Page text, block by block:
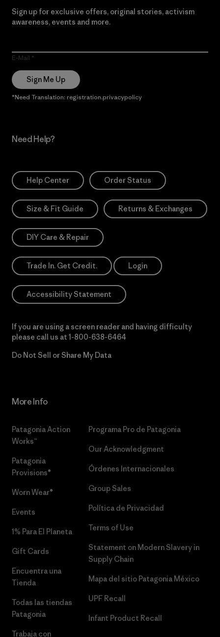
Sign up for exclusive offers, original stories, activism
awareness, events and more.
E-Mail
Sign Me Up
*Need Translation: registration.privacypolicy
Need Help?
Help Center Order Status
Size & Fit Guide Returns & Exchanges
DIY Care & Repair
Trade In. Get Credit. Login
Accessibility Statement
If you are using a screen reader and having difficulty
please call us at 1-800-638-6464
Do Not Sell or Share My Data
More Info
Patagonia Action
Works™
Patagonia
Provisions®
Worn Wear®
Events
1% Para El Planeta
Gift Cards
Encuentra una
Tienda
Todas las tiendas
Patagonia
Trabaja con
Programa Pro de Patagonia
Our Acknowledgment
Órdenes Internacionales
Group Sales
Política de Privacidad
Terms of Use
Statement on Modern Slavery in
Supply Chain
Mapa del sitio Patagonia México
UPF Recall
Infant Product Recall